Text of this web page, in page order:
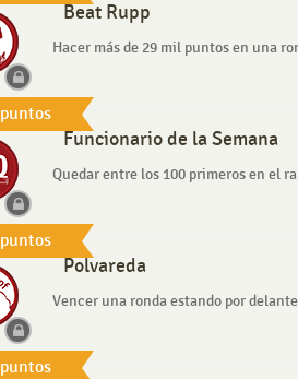
puntos
Beat Rupp
Hacer más de 29 mil puntos en una
puntos
Funcionario de la Semana
Quedar entre los 100 primeros en el
puntos
Polvareda
Vencer una ronda estando por